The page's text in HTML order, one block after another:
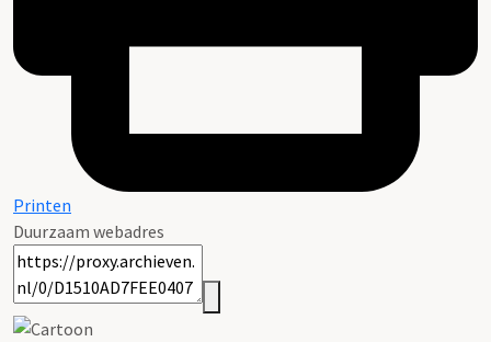
Printen
Duurzaam webadres